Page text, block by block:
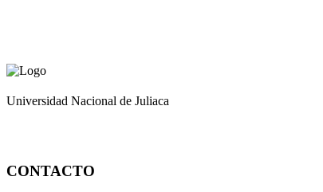
Universidad Nacional de Juliaca
CONTACTO